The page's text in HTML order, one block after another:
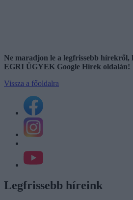
Ne maradjon le a legfrissebb hírekről,
EGRI ÜGYEK Google Hírek oldalán!
Vissza a főoldalra
Legfrissebb híreink